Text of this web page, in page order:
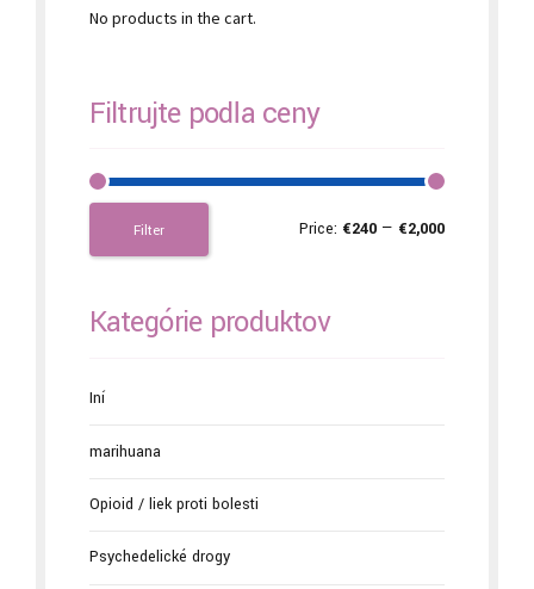
No products in the cart.
Filtrujte podľa ceny
Filter Price: €240 — €2,000
Kategórie produktov
Iní
marihuana
Opioid / liek proti bolesti
Psychedelické drogy